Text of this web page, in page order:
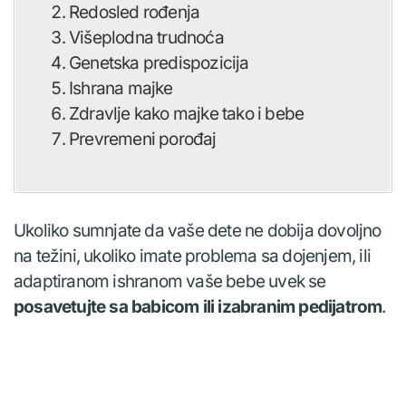
Redosled rođenja
Višeplodna trudnoća
Genetska predispozicija
Ishrana majke
Zdravlje kako majke tako i bebe
Prevremeni porođaj
Ukoliko sumnjate da vaše dete ne dobija dovoljno
na težini, ukoliko imate problema sa dojenjem, ili
adaptiranom ishranom vaše bebe uvek se
posavetujte sa babicom ili izabranim pedijatrom.